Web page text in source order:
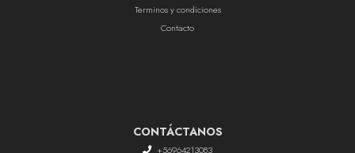
Terminos y condiciones
Contacto
CONTÁCTANOS
+56964213083